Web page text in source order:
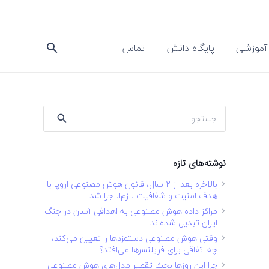
پایگاه دانش تماس search
جستجو
برای:
نوشته‌های تازه
بالاخره بعد از ۲ سال، قانون هوش مصنوعی اروپا با
هدف امنیت و شفافیت لازم‌الاجرا شد
مراکز داده هوش مصنوعی به اهدافی آسان در جنگ
ایران تبدیل شده‌اند
وقتی هوش مصنوعی دستمزدها را تعیین می‌کند،
چه اتفاقی برای فریلنسرها می‌افتد؟
چرا این روزها بحث تقطیر مدل‌های هوش مصنوعی